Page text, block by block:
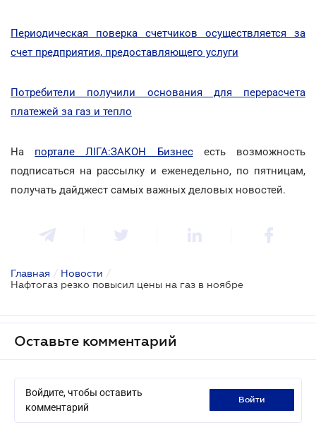
Периодическая поверка счетчиков осуществляется за
счет предприятия, предоставляющего услуги
Потребители получили основания для перерасчета
платежей за газ и тепло
На портале ЛІГА:ЗАКОН Бизнесесть возможность
подписаться на рассылку и еженедельно, по пятницам,
получать дайджест самых важных деловых новостей.
Главная / Новости /
Нафтогаз резко повысил цены на газ в ноябре
Оставьте комментарий
Войдите, чтобы оставить
комментарий
войти